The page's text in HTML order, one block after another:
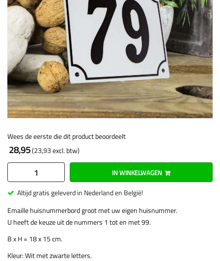
Wees de eerste die dit product beoordeelt
28,95 23,93
IN WINKELWAGEN
Altijd gratis geleverd in Nederland en België!
Emaille huisnummerbord groot met uw eigen huisnummer.
U heeft de keuze uit de nummers 1 tot en met 99.
B x H = 18 x 15 cm.
Kleur: Wit met zwarte letters.